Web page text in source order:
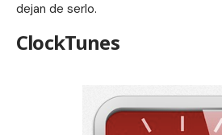
dejan de serlo.
ClockTunes